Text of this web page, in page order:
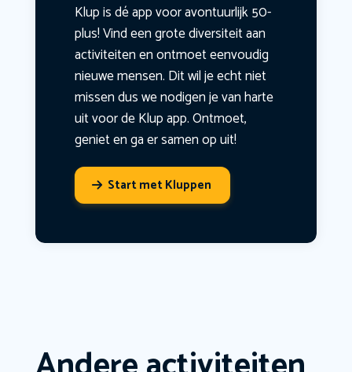
Klup is dé app voor avontuurlijk 50-
plus! Vind een grote diversiteit aan
activiteiten en ontmoet eenvoudig
nieuwe mensen. Dit wil je echt niet
missen dus we nodigen je van harte
uit voor de Klup app. Ontmoet,
geniet en ga er samen op uit!
Start met Kluppen